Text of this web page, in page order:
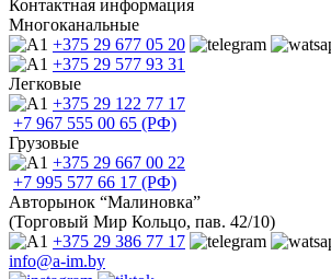
Контактная информация
Многоканальные
+375 29 677 05 20
+375 29 577 93 31
Легковые
+375 29 122 77 17
+7 967 555 00 65 (РФ)
Грузовые
+375 29 667 00 22
+7 995 577 66 17 (РФ)
Авторынок “Малиновка”
(Торговый Мир Кольцо, пав. 42/10)
+375 29 386 77 17
info@a-im.by